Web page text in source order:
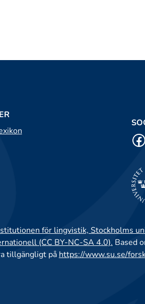
för lingvistik, Stockholms
(CC BY-NC-SA 4.0). Based
tillgängligt på https://www.su.se/